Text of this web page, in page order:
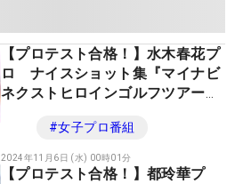
【プロテスト合格！】水木春花プ
ロ ナイスショット集『マイナビ
ネクストヒロインゴルフツアー
#女子プロ番組
2024年11月6日 (水) 00時01分
【プロテスト合格！】都玲華プ